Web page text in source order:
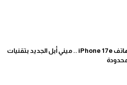
مراجعة الهاتف iPhone 17e .. ميني أبل الجديد بتقنيات